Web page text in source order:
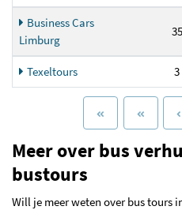
Business Cars
Limburg
35
Texeltours 3
Meer over bus
bustours
Will je meer weten over bus tours